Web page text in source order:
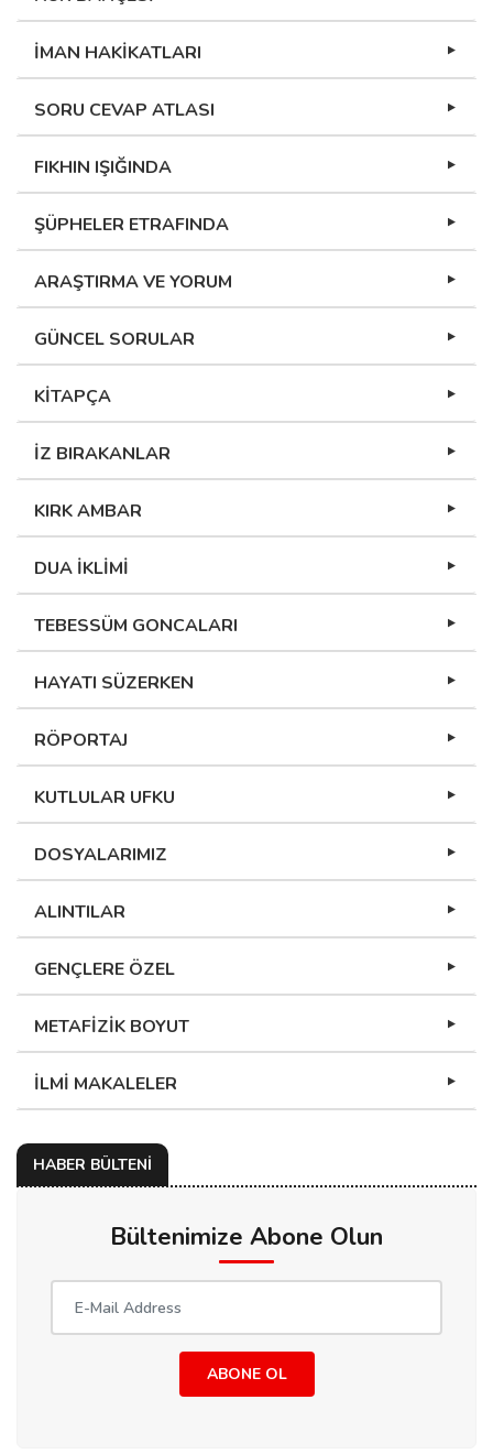
İMAN HAKİKATLARI
SORU CEVAP ATLASI
FIKHIN IŞIĞINDA
ŞÜPHELER ETRAFINDA
ARAŞTIRMA VE YORUM
GÜNCEL SORULAR
KİTAPÇA
İZ BIRAKANLAR
KIRK AMBAR
DUA İKLİMİ
TEBESSÜM GONCALARI
HAYATI SÜZERKEN
RÖPORTAJ
KUTLULAR UFKU
DOSYALARIMIZ
ALINTILAR
GENÇLERE ÖZEL
METAFİZİK BOYUT
İLMİ MAKALELER
HABER BÜLTENİ
Bültenimize Abone Olun
ABONE OL